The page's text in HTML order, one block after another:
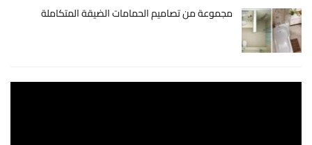
مجموعة من تصاميم الحمامات الضيقة المتكاملة